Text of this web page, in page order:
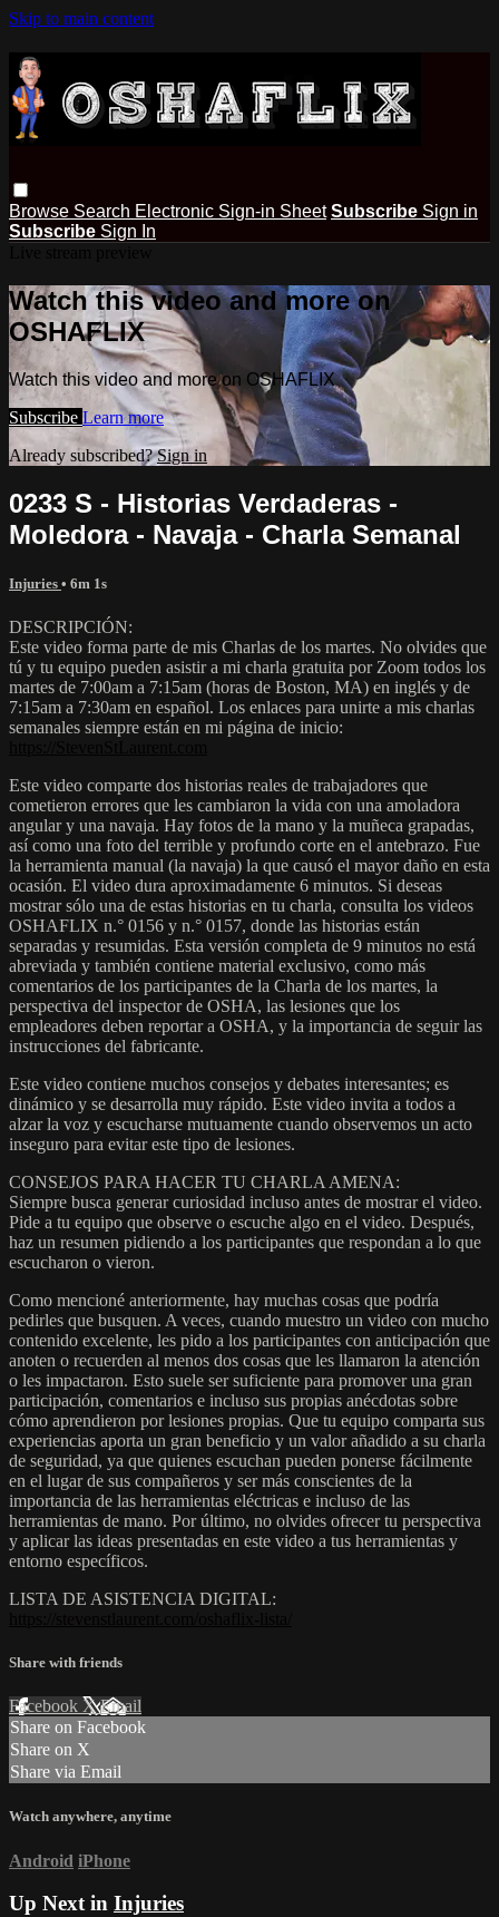
Skip to main content
Browse Search Electronic Sign-in Sheet Subscribe Sign in
Subscribe Sign In
Watch this video and more on
OSHAFLIX
Watch this video and more on OSHAFLIX
Subscribe Learn more
Already subscribed?Sign in
0233 S - Historias Verdaderas -
Moledora - Navaja - Charla Semanal
Injuries • 6m 1s
DESCRIPCIÓN:
Este video forma parte de mis Charlas de los martes. No olvides que
tú y tu equipo pueden asistir a mi charla gratuita por Zoom todos los
martes de 7:00am a 7:15am (horas de Boston, MA) en inglés y de
7:15am a 7:30am en español. Los enlaces para unirte a mis charlas
semanales siempre están en mi página de inicio:
Este video comparte dos historias reales de trabajadores que
cometieron errores que les cambiaron la vida con una amoladora
angular y una navaja. Hay fotos de la mano y la muñeca grapadas,
así como una foto del terrible y profundo corte en el antebrazo. Fue
la herramienta manual (la navaja) la que causó el mayor daño en esta
ocasión. El video dura aproximadamente 6 minutos. Si deseas
mostrar sólo una de estas historias en tu charla, consulta los videos
OSHAFLIX n.° 0156 y n.° 0157, donde las historias están
separadas y resumidas. Esta versión completa de 9 minutos no está
abreviada y también contiene material exclusivo, como más
comentarios de los participantes de la Charla de los martes, la
perspectiva del inspector de OSHA, las lesiones que los
empleadores deben reportar a OSHA, y la importancia de seguir las
instrucciones del fabricante.
Este video contiene muchos consejos y debates interesantes; es
dinámico y se desarrolla muy rápido. Este video invita a todos a
alzar la voz y escucharse mutuamente cuando observemos un acto
inseguro para evitar este tipo de lesiones.
CONSEJOS PARA HACER TU CHARLA AMENA:
Siempre busca generar curiosidad incluso antes de mostrar el video.
Pide a tu equipo que observe o escuche algo en el video. Después,
haz un resumen pidiendo a los participantes que respondan a lo que
escucharon o vieron.
Como mencioné anteriormente, hay muchas cosas que podría
pedirles que busquen. A veces, cuando muestro un video con mucho
contenido excelente, les pido a los participantes con anticipación que
anoten o recuerden al menos dos cosas que les llamaron la atención
o les impactaron. Esto suele ser suficiente para promover una gran
participación, comentarios e incluso sus propias anécdotas sobre
cómo aprendieron por lesiones propias. Que tu equipo comparta sus
experiencias aporta un gran beneficio y un valor añadido a su charla
de seguridad, ya que quienes escuchan pueden ponerse fácilmente
en el lugar de sus compañeros y ser más conscientes de la
importancia de las herramientas eléctricas e incluso de las
herramientas de mano. Por último, no olvides ofrecer tu perspectiva
y aplicar las ideas presentadas en este video a tus herramientas y
entorno específicos.
LISTA DE ASISTENCIA DIGITAL:
Share with friends
Facebook XEmail
Share on Facebook
Share on X
Share via Email
Watch anywhere, anytime
Android iPhone
Up Next in Injuries